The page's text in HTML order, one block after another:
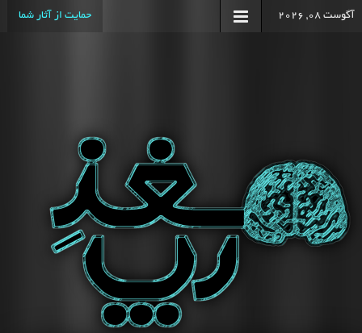
آگوست 08, 2026 حمایت از آثار شما